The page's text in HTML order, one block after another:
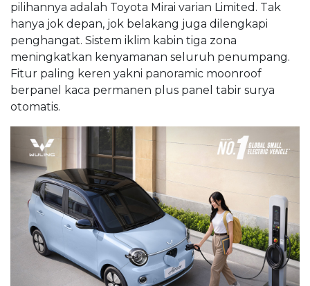
pilihannya adalah Toyota Mirai varian Limited. Tak
hanya jok depan, jok belakang juga dilengkapi
penghangat. Sistem iklim kabin tiga zona
meningkatkan kenyamanan seluruh penumpang.
Fitur paling keren yakni panoramic moonroof
berpanel kaca permanen plus panel tabir surya
otomatis.